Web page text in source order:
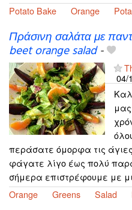
Potato Bake
Orange
Πράσινη σαλάτα με
beet orange salad-
04/
περάσατε όμορφα τις
φάγατε λίγο έως πολύ
σήμερα επιστρέφουμε με
Orange
Greens Salad